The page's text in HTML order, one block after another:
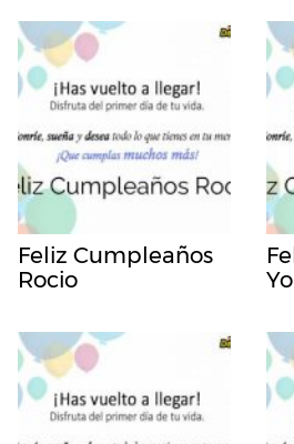
Feliz Cumpleaños
Rocio